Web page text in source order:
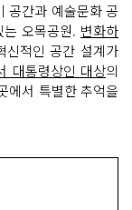
공간과 예술문화 공
오목공원. 변화하
신적인 공간 설계가
대통령상인 대상의
에서 특별한 추억을